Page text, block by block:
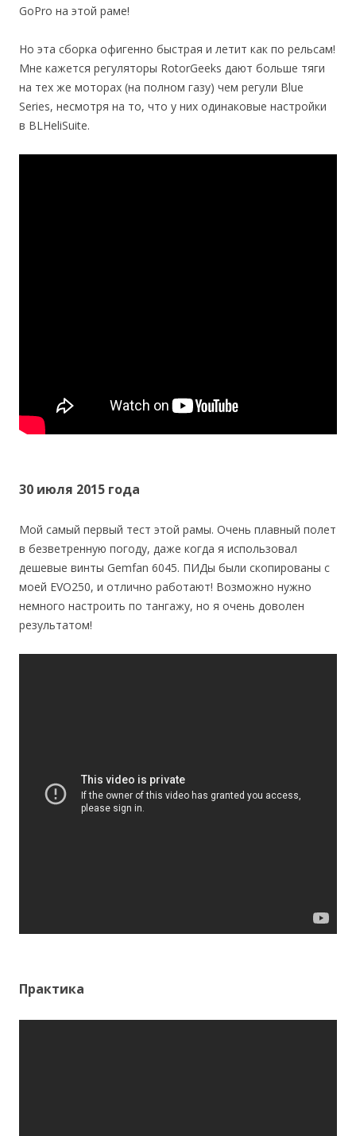
GoPro на этой раме!
Но эта сборка офигенно быстрая и летит как по рельсам!
Мне кажется регуляторы RotorGeeks дают больше тяги
на тех же моторах (на полном газу) чем регули Blue
Series, несмотря на то, что у них одинаковые настройки
в BLHeliSuite.
30 июля 2015 года
Мой самый первый тест этой рамы. Очень плавный полет
в безветренную погоду, даже когда я использовал
дешевые винты Gemfan 6045. ПИДы были скопированы с
моей EVO250, и отлично работают! Возможно нужно
немного настроить по тангажу, но я очень доволен
результатом!
Практика